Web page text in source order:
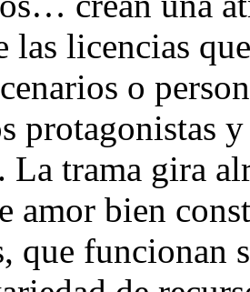
las licencias
o
protagonistas
La trama gira
amor bien
que funcionan